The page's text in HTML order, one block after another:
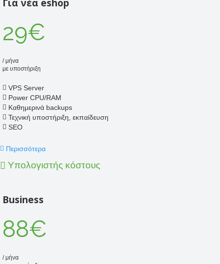
Για νέα eshop
29€
/ μήνα
με υποστήριξη
VPS Server
Power CPU/RAM
Καθημερινά backups
Τεχνική υποστήριξη, εκπαίδευση
SEO
Περισσότερα
Υπολογιστής κόστους
Business
88€
/ μήνα